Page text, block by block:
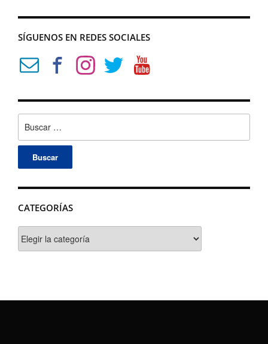
SÍGUENOS EN REDES SOCIALES
CATEGORÍAS